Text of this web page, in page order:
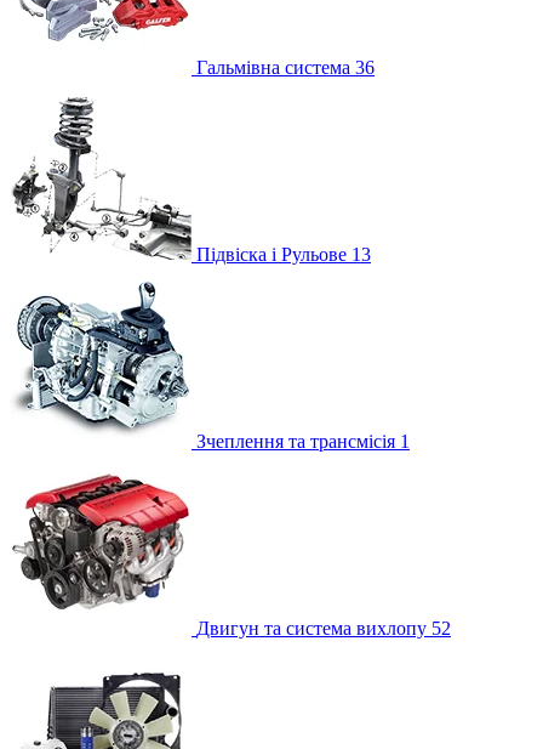
Гальмівна система 36
Підвіска і Рульове 13
Зчеплення та трансмісія 1
Двигун та система вихлопу 52